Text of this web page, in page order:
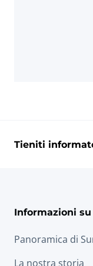
Tieniti
Informazioni
Panoramica di
La nostra storia